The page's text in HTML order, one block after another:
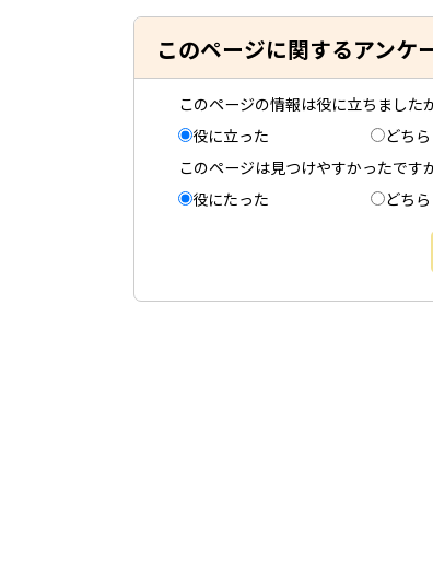
このページに関するアンケ
このページの情報は役に立ちました
役に立った
どち
このページは見つけやすかったです
役にたった
どち